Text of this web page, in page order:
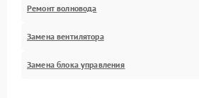
Ремонт волновода
Замена вентилятора
Замена блока управления